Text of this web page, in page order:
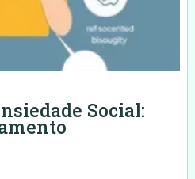
Social: